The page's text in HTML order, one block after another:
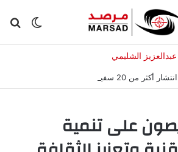
الوضع
على تنمية